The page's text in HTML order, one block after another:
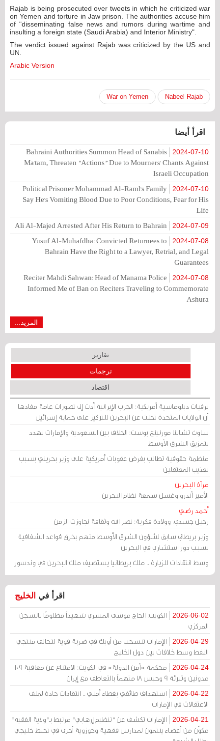
Rajab is being prosecuted over tweets in which he criticized war
on Yemen and torture in Jaw prison. The authorities accuse him
of "disseminating false news and rumors during wartime and
insulting a foreign state (Saudi Arabia) and Interior Ministry".
The verdict issued against Rajab was criticized by the US and
UN.
Arabic Version
Nabeel Rajab
War on Yemen
اقرأ أيضا
2024-07-10
Bahraini Authorities Summon Head of Sanabis
Ma'tam, Threaten "Actions" Due to Mourners' Chants Against
Israeli Occupation
2024-07-10
Political Prisoner Mohammad Al-Raml's Family
Say He's Vomiting Blood Due to Poor Conditions, Fear for His
Life
2024-07-09
Ali Al-Majed Arrested After His Return to Bahrain
2024-07-08
Yusuf Al-Muhafdha: Convicted Returnees to
Bahrain Have the Right to a Lawyer, Retrial, and Legal
Guarantees
2024-07-08
Reciter Mahdi Sahwan: Head of Manama Police
Informed Me of Ban on Reciters Traveling to Commemorate
Ashura
المزيد...
تقارير
ترجمات
اقتصاد
برقيات دبلوماسية أمريكية: الحرب الإيرانية أدت إلى تصورات عامة مفادها
أن الولايات المتحدة تخلت عن البحرين للتركيز على حماية إسرائيل
ساوث تشاينا مورنينغ بوست: الخلاف بين السعودية والإمارات يهدد
بتمزيق الشرق الأوسط
منظمة حقوقية تطالب بفرض عقوبات أمريكية على وزير بحريني بسبب
تعذيب المعتقلين
مرآة البحرين
الأمير أندرو وغسل سمعة نظام البحرين
أحمد رضي
رحيل جسدي، وولادة فكرية: نصر الله وثقافة تجاوزت الزمن
وزير بريطاني سابق لشؤون الشرق الأوسط متهم بخرق قواعد الشفافية
بسبب دور استشاري في البحرين
وسط انتقادات للزيارة .. ملك بريطانيا يستضيف ملك البحرين في وندسور
اقرأ في الخليج
2026-06-02
الكويت: الحاج موسى المسري شهيداً مظلومًا بالسجن
المركزي
2026-04-29
الإمارات تنسحب من أوبك في ضربة قوية لتحالف منتجي
النفط وسط خلافات بين دول الخليج
2026-04-24
محكمة «أمن الدولة» في الكويت: الامتناع عن معاقبة 109
مدونين وتبرئة 9 وحبس 18 متهماً بالتعاطف مع إيران
2026-04-22
استهداف طائفي بغطاء أمني .. انتقادات حادة لملف
الاعتقالات في الإمارات
2026-04-21
الإمارات تكشف عن "تنظيم إرهابي" مرتبط بـ"ولاية الفقيه"
مكوّن من أعضاء ينتمون لمدارس فقهية وحوزوية أخرى في تخبط خليجي